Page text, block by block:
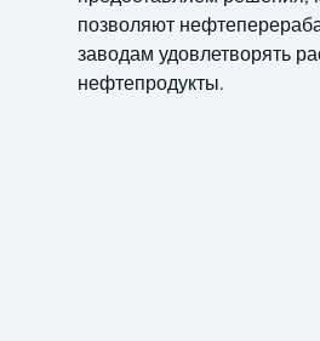
позволяют
заводам удовлетворять
нефтепродукты.